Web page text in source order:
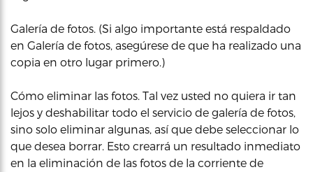
Galería de fotos. (Si algo importante está respaldado
en Galería de fotos, asegúrese de que ha realizado una
copia en otro lugar primero.)
Cómo eliminar las fotos. Tal vez usted no quiera ir tan
lejos y deshabilitar todo el servicio de galería de fotos,
sino solo eliminar algunas, así que debe seleccionar lo
que desea borrar. Esto crearrá un resultado inmediato
en la eliminación de las fotos de la corriente de